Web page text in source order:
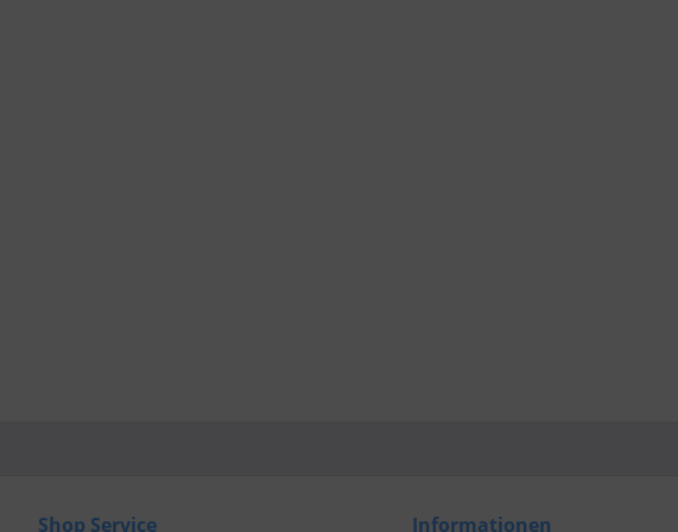
Shop Service Informationen